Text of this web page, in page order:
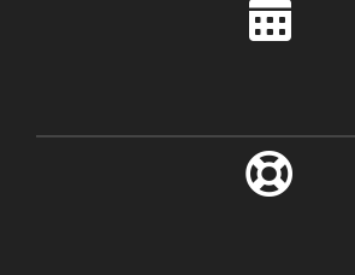
Recht van retour.